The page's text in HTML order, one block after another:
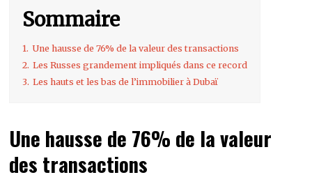
Sommaire
1. Une hausse de 76% de la valeur des transactions
2. Les Russes grandement impliqués dans ce record
3. Les hauts et les bas de l’immobilier à Dubaï
Une hausse de 76% de la valeur
des transactions